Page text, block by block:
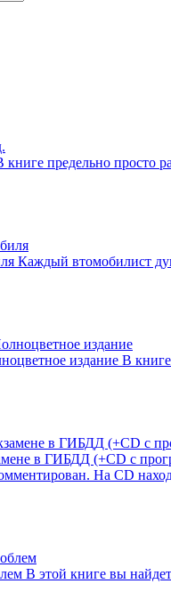
книге предельно просто
Каждый втомобилист
издание В
в ГИБДД (+CD с
На CD
В этой книге вы